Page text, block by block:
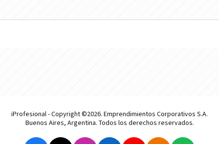
iProfesional - Copyright ©2026. Emprendimientos Corporativos S.A.
Buenos Aires, Argentina. Todos los derechos reservados.